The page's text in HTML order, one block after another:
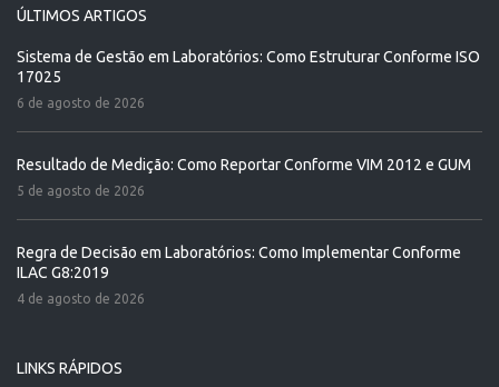
ÚLTIMOS ARTIGOS
Sistema de Gestão em Laboratórios: Como Estruturar Conforme ISO
17025
6 de agosto de 2026
Resultado de Medição: Como Reportar Conforme VIM 2012 e GUM
5 de agosto de 2026
Regra de Decisão em Laboratórios: Como Implementar Conforme
ILAC G8:2019
4 de agosto de 2026
LINKS RÁPIDOS